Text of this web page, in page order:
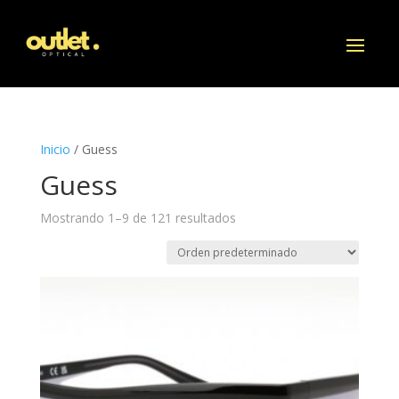
Inicio / Guess
Guess
Mostrando 1–9 de 121 resultados